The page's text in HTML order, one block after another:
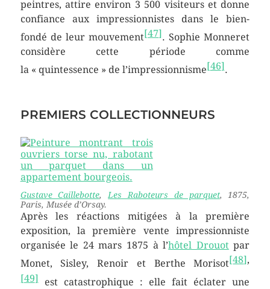
peintres, attire environ 3 500 visiteurs et donne
confiance aux impressionnistes dans le bien-
fondé de leur mouvement[47]. Sophie Monneret
considère cette période comme
la « quintessence »de l’impressionnisme[46].
PREMIERS COLLECTIONNEURS
Gustave Caillebotte,Les Raboteurs de parquet, 1875,
Paris, Musée d’Orsay.
Après les réactions mitigées à la première
exposition, la première vente impressionniste
organisée le 24 mars 1875 à l’hôtel Drouotpar
Monet, Sisley, Renoir et Berthe Morisot[48] ,
[49]est catastrophique : elle fait éclater une